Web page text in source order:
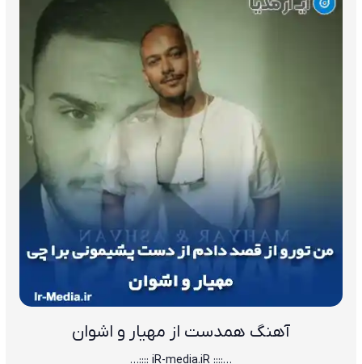
آهنگ همدست از مهیار و اشوان
…:::: iR-media.iR ::::…